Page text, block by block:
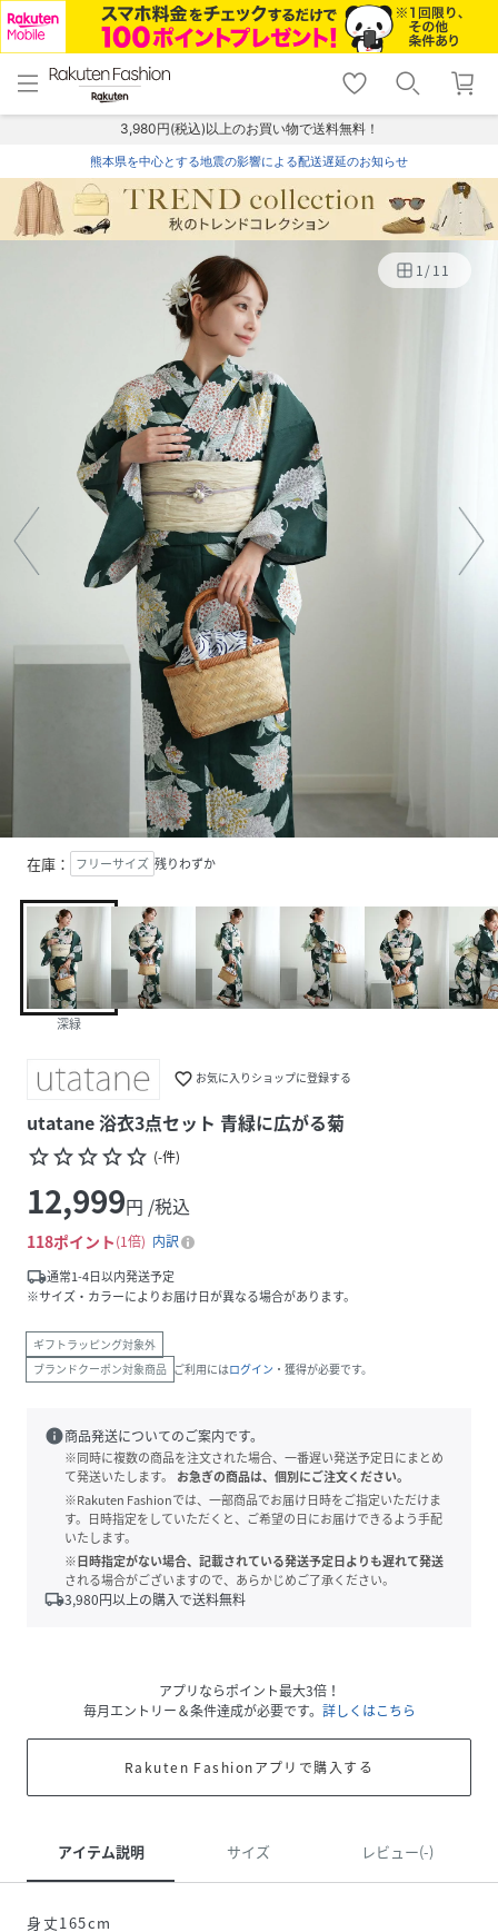
menu home
トップ
shopping_cart lock_outline
ログイン
3,980円(税込)以上のお買い物で送料無料！
熊本県を中心とする地震の影響による配送遅延のお知らせ
1/11
在庫： フリーサイズ 残りわずか
深緑
favorite_border お気に入りショップに登録する
utatane 浴衣3点セット 青緑に広がる菊
star_borderstar_borderstar_borderstar_borderstar_border (-件)
12,999円 /税込
118ポイント 1倍
内訳
local_shipping通常1-4日以内発送予定
※サイズ・カラーによりお届け日が異なる場合があります。
ギフトラッピング対象外
ブランドクーポン対象商品 ご利用にはログイン ・獲得が必要です。
info商品発送についてのご案内です。
※同時に複数の商品を注文された場合、一番遅い発送予定日にまとめ
て発送いたします。
お急ぎの商品は、個別にご注文ください。
※Rakuten Fashionでは、一部商品でお届け日時をご指定いただけま
す。日時指定をしていただくと、ご希望の日にお届けできるよう手配
いたします。
※日時指定がない場合、記載されている発送予定日よりも遅れて発送
される場合がございますので、あらかじめご了承ください。
local_shipping3,980円以上の購入で送料無料
アプリならポイント最大3倍！
毎月エントリー＆条件達成が必要です。 詳しくはこちら
Rakuten Fashionアプリで購入する
アイテム説明 サイズ レビュー(-)
身丈165cm